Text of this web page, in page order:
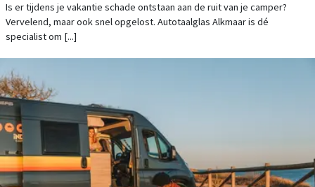
Is er tijdens je vakantie schade ontstaan aan de ruit van je camper?
Vervelend, maar ook snel opgelost. Autotaalglas Alkmaar is dé
specialist om [...]